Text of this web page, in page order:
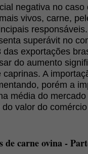
negativa no
vivos, carne,
superávit no
exportações
do aumento
A
porém a
média do
valor do
de carne ovina -